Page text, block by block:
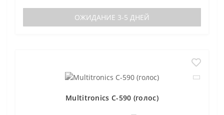
ОЖИДАНИЕ 3-5 ДНЕЙ
Multitronics C-590 (голос)